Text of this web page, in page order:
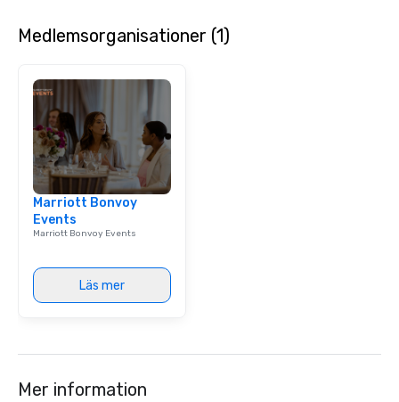
Medlemsorganisationer (1)
Marriott Bonvoy
Events
Marriott Bonvoy Events
Läs mer
Mer information